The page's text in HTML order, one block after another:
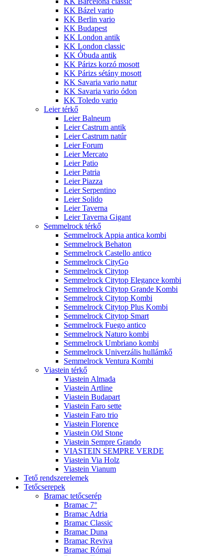
KK Bázel vario
KK Berlin vario
KK Budapest
KK London antik
KK London classic
KK Óbuda antik
KK Párizs korzó mosott
KK Párizs sétány mosott
KK Savaria vario natur
KK Savaria vario ódon
KK Toledo vario
Leier térkő
Leier Balneum
Leier Castrum antik
Leier Castrum natúr
Leier Forum
Leier Mercato
Leier Patio
Leier Patria
Leier Piazza
Leier Serpentino
Leier Solido
Leier Taverna
Leier Taverna Gigant
Semmelrock térkő
Semmelrock Appia antica kombi
Semmelrock Behaton
Semmelrock Castello antico
Semmelrock CityGo
Semmelrock Citytop
Semmelrock Citytop Elegance kombi
Semmelrock Citytop Grande Kombi
Semmelrock Citytop Kombi
Semmelrock Citytop Plus Kombi
Semmelrock Citytop Smart
Semmelrock Fuego antico
Semmelrock Naturo kombi
Semmelrock Umbriano kombi
Semmelrock Univerzális hullámkő
Semmelrock Ventura Kombi
Viastein térkő
Viastein Almada
Viastein Artline
Viastein Budapart
Viastein Faro sette
Viastein Faro trio
Viastein Florence
Viastein Old Stone
Viastein Sempre Grando
VIASTEIN SEMPRE VERDE
Viastein Via Holz
Viastein Vianum
Tető rendszerelemek
Tetőcserepek
Bramac tetőcserép
Bramac 7°
Bramac Adria
Bramac Classic
Bramac Duna
Bramac Reviva
Bramac Római